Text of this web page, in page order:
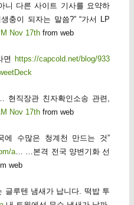
니 다른 사이트 기사를 요약하
충이 되자는 말씀?” “가서 LP
Nov 17th from web
면https://capcold.net/blog/933
… 현직장관 친자확인소송 관련,
Nov 17th from web
에 수많은 청계천 만드는 것”
a … …본격 전국 양변기화 선
web
글루텐 냄새가 납니다. 떡밥 투